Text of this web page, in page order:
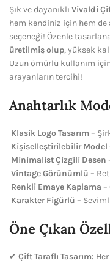
Şık ve dayanıklı Vivaldi
hem kendiniz için hem
seçeneği! Özenle
üretilmiş olup, yüksek
Uzun ömürlü kullanım
arayanların tercihi!
Anahtarlık
Klasik Logo Tasarım –
Kişiselleştirilebilir Model
Minimalist Çizgili Desen
Vintage Görünümlü –
Renkli Emaye Kaplama –
Karakter Figürlü –
Öne Çıkan
✔ Çift Taraflı Tasarım: